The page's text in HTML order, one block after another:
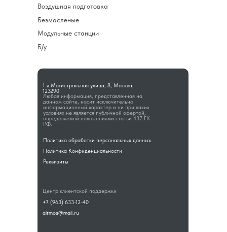
Любая информация, представленная на
данном сайте, носит исключительно
информационный характер и ни при каких
условиях не является публичной офертой,
определяемой положениями статьи 437 ГК
РФ.
1-я Магистральная улица, 8, Москва,
123290
Воздушная подготовка
Безмасленые
Модульные станции
Б/у
Политика обработки персональных данных
Политика Конфиденциальности
Реквизиты
Центр клиентской поддержки
+7 (963) 633-12-40
airmos@mail.ru